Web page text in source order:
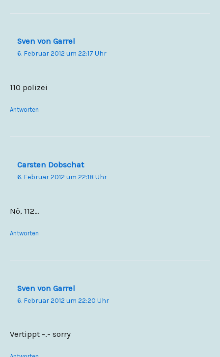
Sven von Garrel
6. Februar 2012 um 22:17 Uhr
110 polizei
Antworten
Carsten Dobschat
6. Februar 2012 um 22:18 Uhr
Nö, 112…
Antworten
Sven von Garrel
6. Februar 2012 um 22:20 Uhr
Vertippt -.- sorry